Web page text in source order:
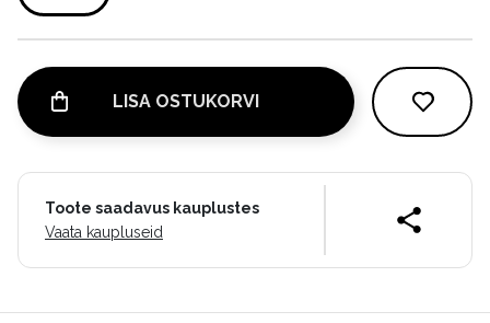
LISA OSTUKORVI
Toote saadavus kauplustes
Vaata kaupluseid